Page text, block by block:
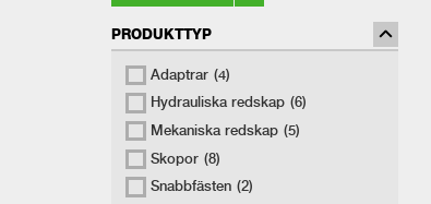
PRODUKTTYP
Adaptrar (4)
Hydrauliska redskap (6)
Mekaniska redskap (5)
Skopor (8)
Snabbfästen (2)